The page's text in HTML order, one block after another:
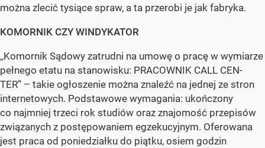
można zlecić tysiące spraw, a ta przerobi je jak fabryka.
KOMORNIK CZY WINDYKATOR
,,Komornik Sądowy zatrudni na umowę o pracę w wymiarze
pełnego etatu na stanowisku: PRACOWNIK CALL CEN-
TER” – takie ogłoszenie można znaleźć na jednej ze stron
internetowych. Podstawowe wymagania: ukończony
co najmniej trzeci rok studiów oraz znajomość przepisów
związanych z postępowaniem egzekucyjnym. Oferowana
jest praca od poniedziałku do piątku, osiem godzin